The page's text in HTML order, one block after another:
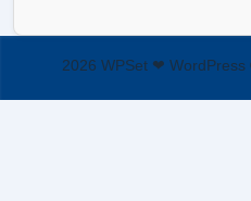
2026 WPSet ❤